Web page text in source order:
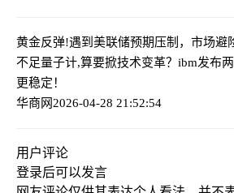
黄金反弹!遇到美联储预期压制，市场避
不足量子计,算要掀技术变革？ibm发布两
更稳定！
华商网2026-04-28 21:52:54
用户评论
登录后可以发言